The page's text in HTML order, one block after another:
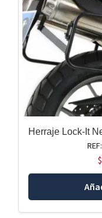
Herraje Lock-It
$